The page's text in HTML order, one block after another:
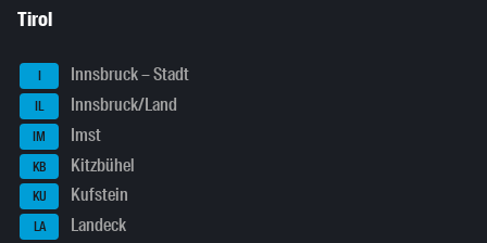
Tirol
I Innsbruck – Stadt
IL Innsbruck/Land
IM Imst
KB Kitzbühel
KU Kufstein
LA Landeck